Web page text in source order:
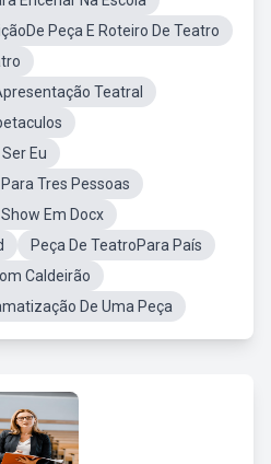
Peça E Roteiro De Teatro
Teatral
Eu
Tres Pessoas
Em Docx
Peça De TeatroPara País
Caldeirão
De Uma Peça